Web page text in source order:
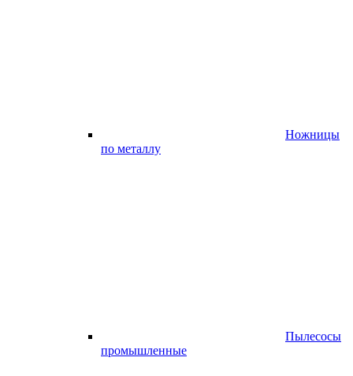
Ножницы
по металлу
Пылесосы
промышленные